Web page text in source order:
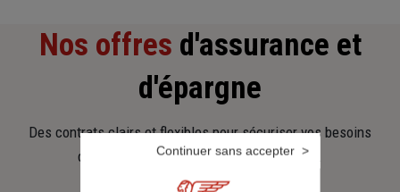
Nos offres d'assurance et
d'épargne
Des contrats clairs et flexibles pour sécuriser vos besoins
d’aujourd’hui et anticiper ceux de demain.
Continuer sans accepter